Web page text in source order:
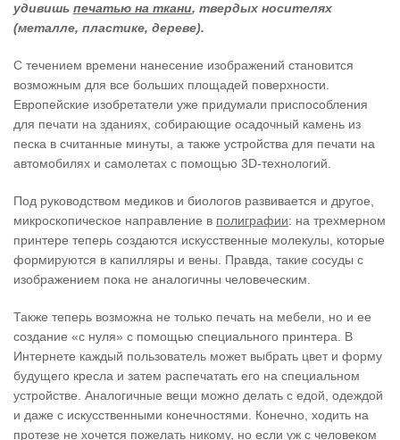
удивишь печатью на ткани, твердых носителях
(металле, пластике, дереве).
С течением времени нанесение изображений становится
возможным для все больших площадей поверхности.
Европейские изобретатели уже придумали приспоcобления
для печати на зданиях, собирающие осадочный камень из
песка в считанные минуты, а также устройства для печати на
автомобилях и самолетах с помощью 3D-технологий.
Под руководством медиков и биологов развивается и другое,
микроскопическое направление в полиграфии: на трехмерном
принтере теперь создаются искусственные молекулы, которые
формируются в капилляры и вены. Правда, такие сосуды с
изображением пока не аналогичны человеческим.
Также теперь возможна не только печать на мебели, но и ее
создание «с нуля» с помощью специального принтера. В
Интернете каждый пользователь может выбрать цвет и форму
будущего кресла и затем распечатать его на специальном
устройстве. Аналогичные вещи можно делать с едой, одеждой
и даже с искусственными конечностями. Конечно, ходить на
протезе не хочется пожелать никому, но если уж с человеком